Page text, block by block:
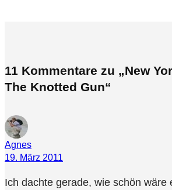
11 Kommentare zu „New
The Knotted Gun“
Agnes
19. März 2011
Ich dachte gerade, wie schön wäre